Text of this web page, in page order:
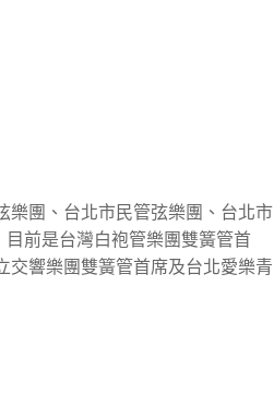
樂團、台北市民管弦樂團、台北市
前是台灣白袍管樂團雙簧管首
交響樂團雙簧管首席及台北愛樂青